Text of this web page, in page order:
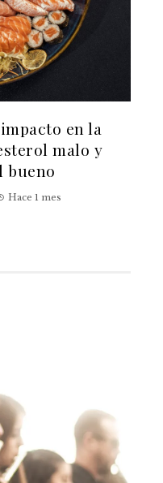
en la
malo y
bueno
Hace 1 mes